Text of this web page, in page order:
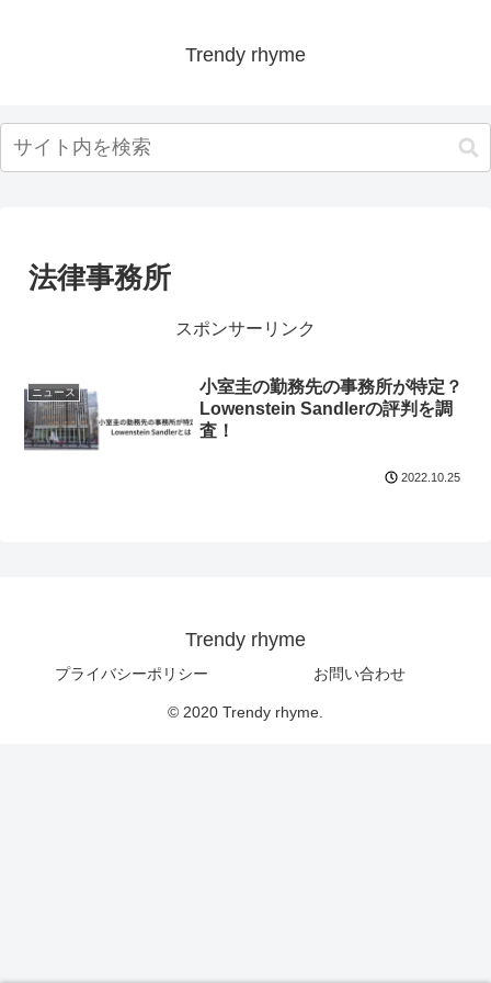
Trendy rhyme
法律事務所
スポンサーリンク
ニュース
小室圭の勤務先の事務所が特定？
Lowenstein Sandlerの評判を調
査！
2022.10.25
Trendy rhyme
プライバシーポリシー お問い合わせ
© 2020 Trendy rhyme.